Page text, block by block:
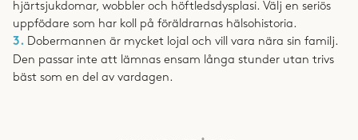
hjärtsjukdomar, wobbler och höftledsdysplasi. Välj en seriös
uppfödare som har koll på föräldrarnas hälsohistoria.
3. Dobermannen är mycket lojal och vill vara nära sin familj.
Den passar inte att lämnas ensam långa stunder utan trivs
bäst som en del av vardagen.